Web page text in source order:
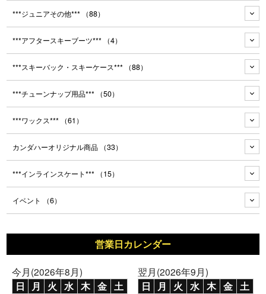
***ジュニアその他*** （88）
***アフタースキーブーツ*** （4）
***スキーバック・スキーケース*** （88）
***チューンナップ用品*** （50）
***ワックス*** （61）
カンダハーオリジナル商品 （33）
***インラインスケート*** （15）
イベント （6）
営業日カレンダー
今月(2026年8月)
日 月 火 水 木 金 土
翌月(2026年9月)
日 月 火 水 木 金 土